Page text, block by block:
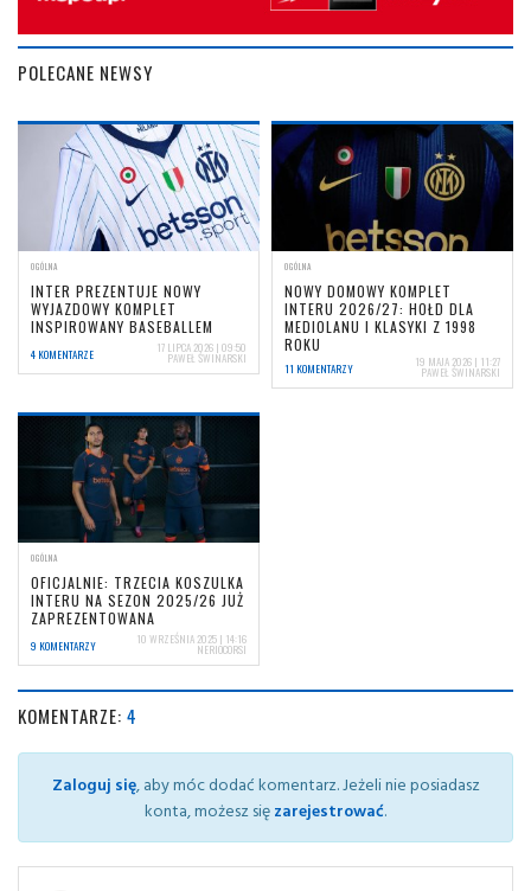
POLECANE NEWSY
OGÓLNA
INTER PREZENTUJE NOWY
WYJAZDOWY KOMPLET
INSPIROWANY BASEBALLEM
4 KOMENTARZE 17 LIPCA 2026 | 09:50
PAWEŁ ŚWINARSKI
OGÓLNA
NOWY DOMOWY KOMPLET
INTERU 2026/27: HOŁD DLA
MEDIOLANU I KLASYKI Z 1998
ROKU
11 KOMENTARZY 19 MAJA 2026 | 11:27
PAWEŁ ŚWINARSKI
OGÓLNA
OFICJALNIE: TRZECIA KOSZULKA
INTERU NA SEZON 2025/26 JUŻ
ZAPREZENTOWANA
9 KOMENTARZY 10 WRZEŚNIA 2025 | 14:16
NERIOCORSI
KOMENTARZE: 4
Zaloguj się, aby móc dodać komentarz. Jeżeli nie posiadasz
konta, możesz sięzarejestrować.